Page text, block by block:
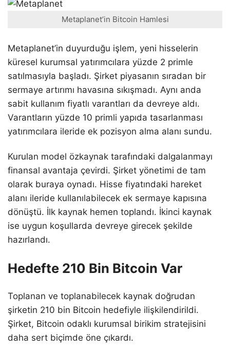
Metaplanet’in Bitcoin Hamlesi
Metaplanet’in duyurduğu işlem, yeni hisselerin
küresel kurumsal yatırımcılara yüzde 2 primle
satılmasıyla başladı. Şirket piyasanın sıradan bir
sermaye artırımı havasına sıkışmadı. Aynı anda
sabit kullanım fiyatlı varantları da devreye aldı.
Varantların yüzde 10 primli yapıda tasarlanması
yatırımcılara ileride ek pozisyon alma alanı sundu.
Kurulan model özkaynak tarafındaki dalgalanmayı
finansal avantaja çevirdi. Şirket yönetimi de tam
olarak buraya oynadı. Hisse fiyatındaki hareket
alanı ileride kullanılabilecek ek sermaye kapısına
dönüştü. İlk kaynak hemen toplandı. İkinci kaynak
ise uygun koşullarda devreye girecek şekilde
hazırlandı.
Hedefte 210 Bin Bitcoin Var
Toplanan ve toplanabilecek kaynak doğrudan
şirketin 210 bin Bitcoin hedefiyle ilişkilendirildi.
Şirket, Bitcoin odaklı kurumsal birikim stratejisini
daha sert biçimde öne çıkardı.